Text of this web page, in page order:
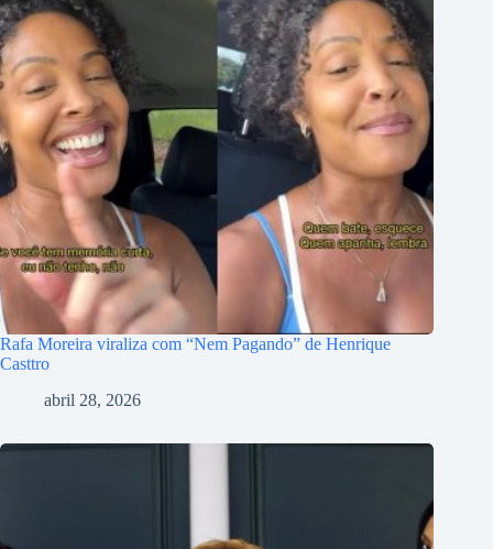
Rafa Moreira viraliza com “Nem Pagando” de Henrique
Casttro
abril 28, 2026